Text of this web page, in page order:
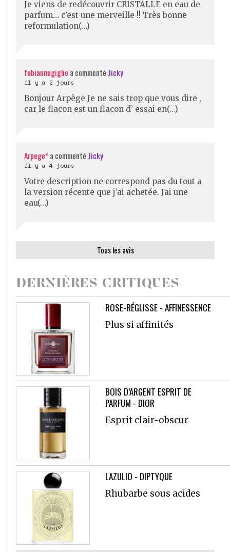
Je viens de redécouvrir CRISTALLE en eau de
parfum… c’est une merveille !! Très bonne
reformulation(…)
fabiannagiglio a commenté Jicky
il y a 2 jours
Bonjour Arpège Je ne sais trop que vous dire ,
car le flacon est un flacon d’ essai en(…)
Arpege*a commenté Jicky
il y a 4 jours
Votre description ne correspond pas du tout a
la version récente que j’ai achetée. Jai une
eau(…)
Tous les avis
DERNIÈRES CRITIQUES
ROSE-RÉGLISSE - AFFINESSENCE
Plus si affinités
BOIS D’ARGENT ESPRIT DE
PARFUM - DIOR
Esprit clair-obscur
LAZULIO - DIPTYQUE
Rhubarbe sous acides